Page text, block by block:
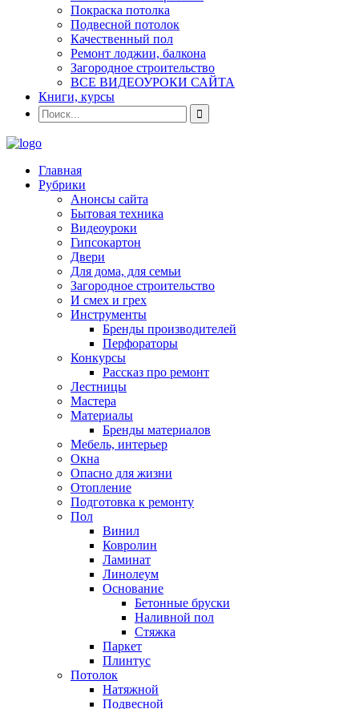
Покраска потолка
Подвесной потолок
Качественный пол
Ремонт лоджии, балкона
Загородное строительство
ВСЕ ВИДЕОУРОКИ САЙТА
Книги, курсы
Главная
Рубрики
Анонсы сайта
Бытовая техника
Видеоуроки
Гипсокартон
Двери
Для дома, для семьи
Загородное строительство
И смех и грех
Инструменты
Бренды производителей
Перфораторы
Конкурсы
Рассказ про ремонт
Лестницы
Мастера
Материалы
Бренды материалов
Мебель, интерьер
Окна
Опасно для жизни
Отопление
Подготовка к ремонту
Пол
Винил
Ковролин
Ламинат
Линолеум
Основание
Бетонные бруски
Наливной пол
Стяжка
Паркет
Плинтус
Потолок
Натяжной
Подвесной